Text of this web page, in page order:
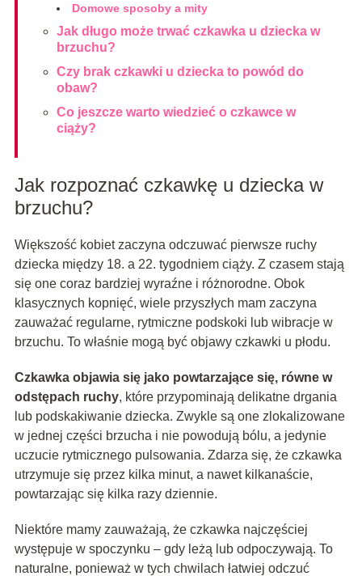
Domowe sposoby a mity
Jak długo może trwać czkawka u dziecka w
brzuchu?
Czy brak czkawki u dziecka to powód do
obaw?
Co jeszcze warto wiedzieć o czkawce w
ciąży?
Jak rozpoznać czkawkę u dziecka w
brzuchu?
Większość kobiet zaczyna odczuwać pierwsze ruchy
dziecka między 18. a 22. tygodniem ciąży. Z czasem stają
się one coraz bardziej wyraźne i różnorodne. Obok
klasycznych kopnięć, wiele przyszłych mam zaczyna
zauważać regularne, rytmiczne podskoki lub wibracje w
brzuchu. To właśnie mogą być objawy czkawki u płodu.
Czkawka objawia się jako powtarzające się, równe w
odstępach ruchy, które przypominają delikatne drgania
lub podskakiwanie dziecka. Zwykle są one zlokalizowane
w jednej części brzucha i nie powodują bólu, a jedynie
uczucie rytmicznego pulsowania. Zdarza się, że czkawka
utrzymuje się przez kilka minut, a nawet kilkanaście,
powtarzając się kilka razy dziennie.
Niektóre mamy zauważają, że czkawka najczęściej
występuje w spoczynku – gdy leżą lub odpoczywają. To
naturalne, ponieważ w tych chwilach łatwiej odczuć